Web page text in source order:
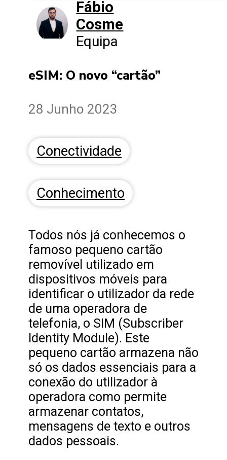
Fábio
Cosme
Equipa
eSIM: O novo “cartão”
28 Junho 2023
Conectividade
Conhecimento
Todos nós já conhecemos o
famoso pequeno cartão
removível utilizado em
dispositivos móveis para
identificar o utilizador da rede
de uma operadora de
telefonia, o SIM (Subscriber
Identity Module). Este
pequeno cartão armazena não
só os dados essenciais para a
conexão do utilizador à
operadora como permite
armazenar contatos,
mensagens de texto e outros
dados pessoais.